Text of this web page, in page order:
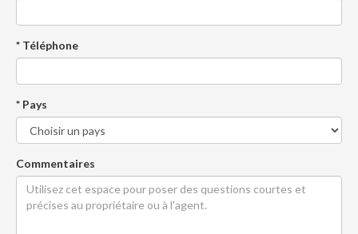
* Téléphone
* Pays
Commentaires